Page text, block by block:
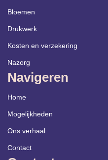
Bloemen
Drukwerk
Kosten en verzekering
Nazorg
Navigeren
Home
Mogelijkheden
Ons verhaal
Contact